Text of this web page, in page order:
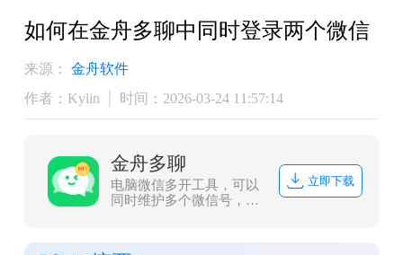
如何在金舟多聊中同时登录两个微信
来源：
金舟软件
作者：Kylin
时间：2026-03-24 11:57:14
金舟多聊
电脑微信多开工具，可以
同时维护多个微信号，微
员沟通效率，帮助企业用
立即下载